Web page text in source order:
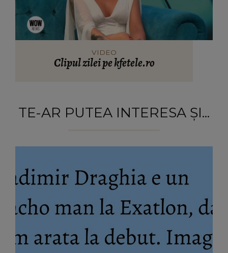
VIDEO
Clipul zilei pe kfetele.ro
TE-AR PUTEA INTERESA ȘI...